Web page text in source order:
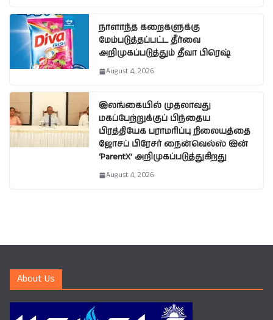
நாளாந்த கறைகளுக்கு
மேம்படுத்தப்பட்ட தீர்வை
அறிமுகப்படுத்தும் தீவா பிரெஷ்
August 4, 2026
இலங்கையில் முதலாவது
மகப்பேற்றுக்குப் பிந்தைய
பிரத்தியேக பராமரிப்பு நிலையத்தை
ஜோசப் பிரேசர் நைன்வெல்ஸ் இன்
‘ParentX’ அறிமுகப்படுத்துகிறது
August 4, 2026
About Us